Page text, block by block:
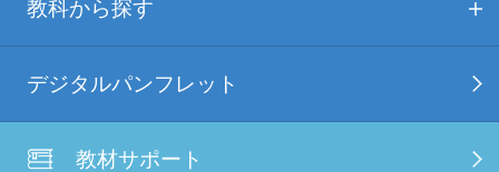
教科から探す
デジタルパンフレット
教材サポート